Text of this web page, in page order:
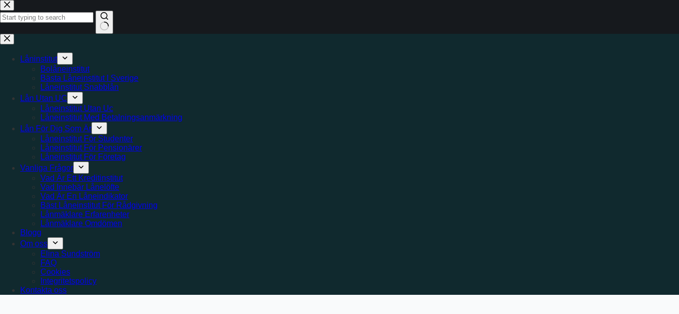
Hoppa
till
innehåll
Inga
resultat
Låninstitut
Bolåneinstitut
Bästa Låneinstitut I Sverige
Låneinstitut Snabblån
Lån Utan UC
Låneinstitut Utan Uc
Låneinstitut Med Betalningsanmärkning
Lån För Dig Som Är
Låneinstitut För Studenter
Låneinstitut För Pensionärer
Låneinstitut För Företag
Vanliga Frågor
Vad Är Ett Kreditinstitut
Vad Innebär Lånelöfte
Vad Är En Låneindikator
Bäst Låneinstitut För Rådgivning
Lånmäklare Erfarenheter
Lånmäklare Omdömen
Blogg
Om oss
Elina Sundström
FAQ
Cookies
Integritetspolicy
Kontakta oss